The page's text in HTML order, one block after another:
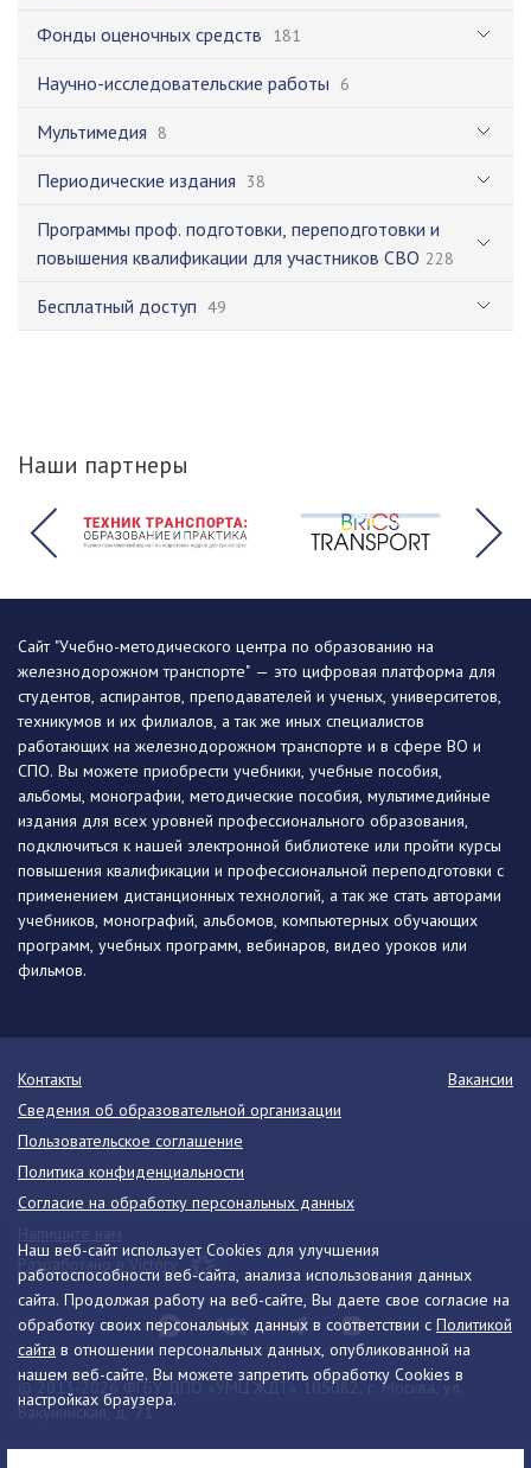
Фонды оценочных средств 181
Научно-исследовательские работы 6
Мультимедия 8
Периодические издания 38
Программы проф. подготовки, переподготовки и
повышения квалификации для участников СВО 228
Бесплатный доступ 49
Наши партнеры
Наш веб-сайт использует Cookies для улучшения
работоспособности веб-сайта, анализа использования данных
сайта. Продолжая работу на веб-сайте, Вы даете свое согласие на
обработку своих персональных данных в соответствии с Политикой
сайта в отношении персональных данных, опубликованной на
нашем веб-сайте. Вы можете запретить обработку Cookies в
настройках браузера.
Сайт "Учебно-методического центра по образованию на
железнодорожном транспорте" — это цифровая платформа для
студентов, аспирантов, преподавателей и ученых, университетов,
техникумов и их филиалов, а так же иных специалистов
работающих на железнодорожном транспорте и в сфере ВО и
СПО. Вы можете приобрести учебники, учебные пособия,
альбомы, монографии, методические пособия, мультимедийные
издания для всех уровней профессионального образования,
подключиться к нашей электронной библиотеке или пройти курсы
повышения квалификации и профессиональной переподготовки с
применением дистанционных технологий, а так же стать авторами
учебников, монографий, альбомов, компьютерных обучающих
программ, учебных программ, вебинаров, видео уроков или
фильмов.
© 2013-2026 ФГБУ ДПО «УМЦ ЖДТ» 105082, г. Москва, ул.
Бакунинская, д. 71
Телефон:8 (495) 739-00-30 info@umczdt.ru схема проезда
Контакты
Вакансии
Сведения об образовательной организации
Пользовательское соглашение
Политика конфиденциальности
Согласие на обработку персональных данных
Разработано в Victory